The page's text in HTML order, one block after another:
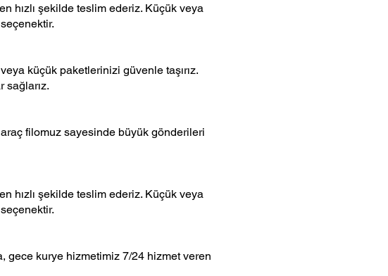
hızlı şekilde teslim ederiz. Küçük veya
küçük paketlerinizi güvenle taşırız.
sağlarız.
filomuz sayesinde büyük gönderileri
hızlı şekilde teslim ederiz. Küçük veya
kurye hizmetimiz 7/24 hizmet veren